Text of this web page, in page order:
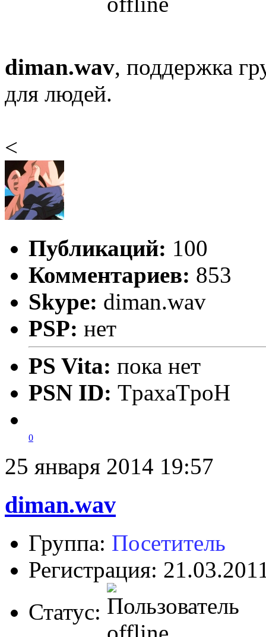
diman.wav, поддержка
для людей.
<
Публикаций: 100
Комментариев: 853
Skype: diman.wav
PSP: нет
PS Vita: пока нет
PSN ID: TpaxaTpoH
0
25 января 2014 19:57
diman.wav
Группа: Посетитель
Регистрация:
Статус: